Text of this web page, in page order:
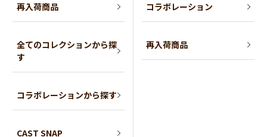
再入荷商品
全てのコレクションから探
す
コラボレーションから探す
CAST SNAP
コラボレーション
再入荷商品